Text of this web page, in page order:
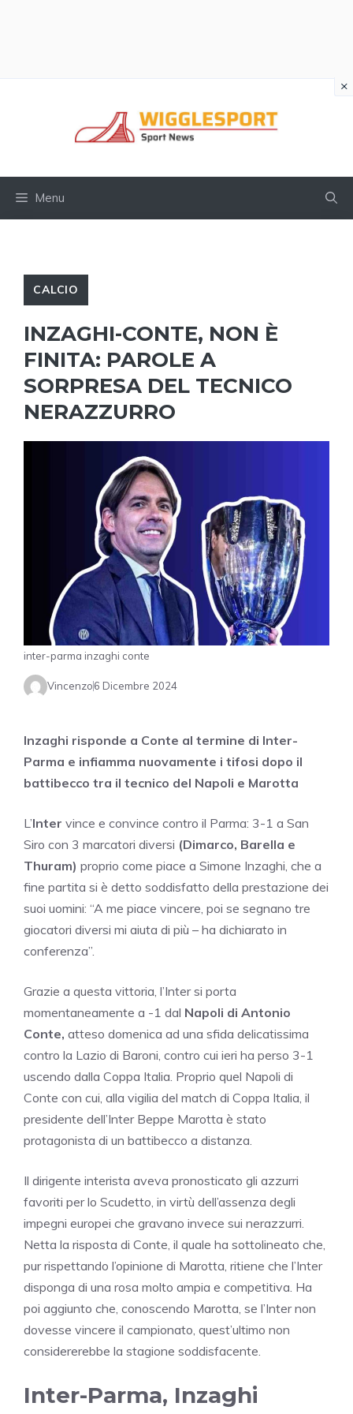
Menu
CALCIO
INZAGHI-CONTE, NON È
FINITA: PAROLE A
SORPRESA DEL TECNICO
NERAZZURRO
inter-parma inzaghi conte
Vincenzo6 Dicembre 2024
Inzaghi risponde a Conte al termine di Inter-
Parma e infiamma nuovamente i tifosi dopo il
battibecco tra il tecnico del Napoli e Marotta
L’Inter vince e convince contro il Parma: 3-1 a San
Siro con 3 marcatori diversi (Dimarco, Barella e
Thuram) proprio come piace a Simone Inzaghi, che a
fine partita si è detto soddisfatto della prestazione dei
suoi uomini: “A me piace vincere, poi se segnano tre
giocatori diversi mi aiuta di più – ha dichiarato in
conferenza”.
Grazie a questa vittoria, l’Inter si porta
momentaneamente a -1 dal Napoli di Antonio
Conte, atteso domenica ad una sfida delicatissima
contro la Lazio di Baroni, contro cui ieri ha perso 3-1
uscendo dalla Coppa Italia. Proprio quel Napoli di
Conte con cui, alla vigilia del match di Coppa Italia, il
presidente dell’Inter Beppe Marotta è stato
protagonista di un battibecco a distanza.
Il dirigente interista aveva pronosticato gli azzurri
favoriti per lo Scudetto, in virtù dell’assenza degli
impegni europei che gravano invece sui nerazzurri.
Netta la risposta di Conte, il quale ha sottolineato che,
pur rispettando l’opinione di Marotta, ritiene che l’Inter
disponga di una rosa molto ampia e competitiva. Ha
poi aggiunto che, conoscendo Marotta, se l’Inter non
dovesse vincere il campionato, quest’ultimo non
considererebbe la stagione soddisfacente.
Inter-Parma, Inzaghi
×